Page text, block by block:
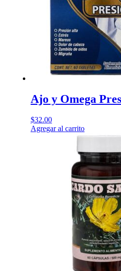
Ajo y Omega
$32.00
Agregar al carrito